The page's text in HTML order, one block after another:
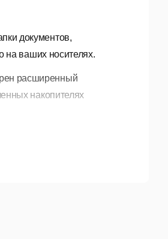
документов,
на ваших носителях.
расширенный
накопителях
работы с файловой